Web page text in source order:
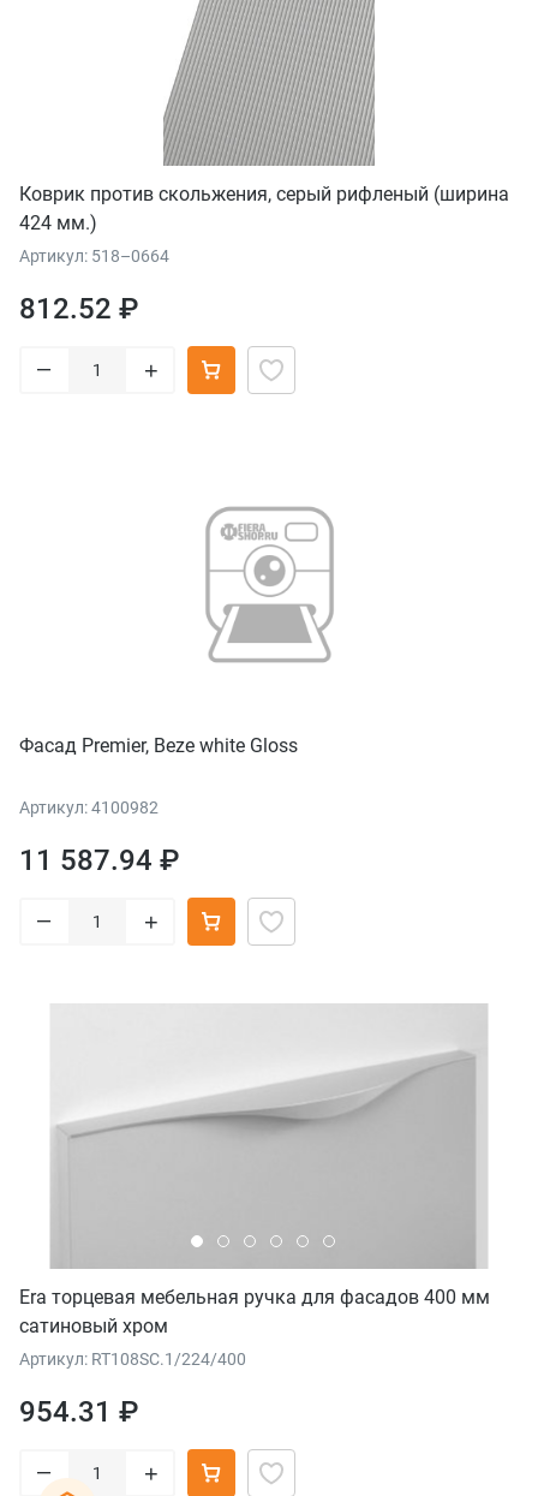
Коврик против скольжения, серый рифленый (ширина
424 мм.)
Артикул: 518–0664
812.52 ₽
– +
Фасад Premier, Beze white Gloss
Артикул: 4100982
11 587.94 ₽
– +
Era торцевая мебельная ручка для фасадов 400 мм
сатиновый хром
Артикул: RT108SC.1/224/400
954.31 ₽
– +